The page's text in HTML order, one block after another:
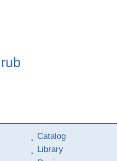
rub
Catalog
Library